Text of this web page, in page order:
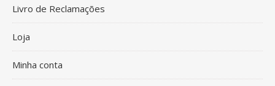
Livro de Reclamações
Loja
Minha conta